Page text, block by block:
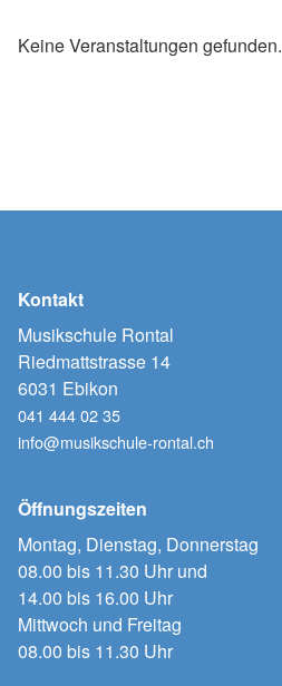
Keine Veranstaltungen gefunden.
Kontakt
Musikschule Rontal
Riedmattstrasse 14
6031 Ebikon
041 444 02 35
info@musikschule-rontal.ch
Öffnungszeiten
Montag, Dienstag, Donnerstag
08.00 bis 11.30 Uhr und
14.00 bis 16.00 Uhr
Mittwoch und Freitag
08.00 bis 11.30 Uhr